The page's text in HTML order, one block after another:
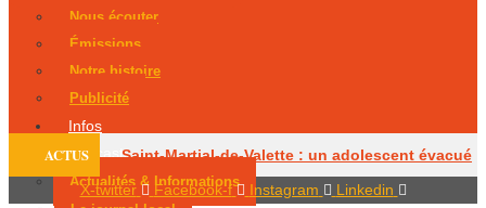
Nous écouter
Émissions
Notre histoire
Publicité
Infos
Podcasts
Actualités & Informations
ACTUS Saint-Martial-de-Valette : un adolescent évacué
par hélicoptère Le centre équestre de
X-twitter Facebook-f Instagram Linkedin